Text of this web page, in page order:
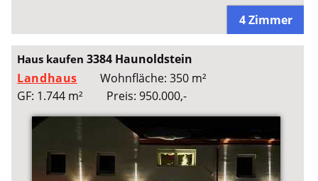
4 Zimmer
Haus kaufen3384 Haunoldstein
Landhaus
Wohnfläche: 350 m²
GF: 1.744 m²
Preis: 950.000,-